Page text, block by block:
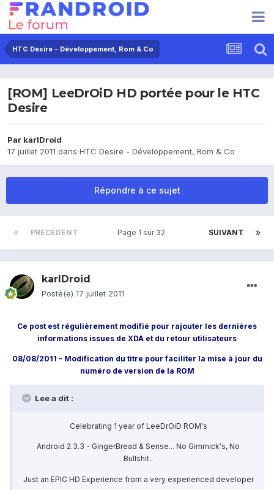
HTC Desire - Développement, Rom & Co
[ROM] LeeDrOiD HD portée pour le HTC
Desire
Par karlDroid
17 juillet 2011 dans HTC Desire - Développement, Rom & Co
Répondre à ce sujet
PRÉCÉDENT SUIVANT
Page 1 sur 32
karlDroid
Posté(e) 17 juillet 2011
Ce post est régulièrement modifié pour rajouter les dernières
informations issues de XDA et du retour utilisateurs
08/08/2011 - Modification du titre pour faciliter la mise à jour du
numéro de version de la ROM
Lee a dit :
Celebrating 1 year of LeeDrOiD ROM's
Android 2.3.3 - GingerBread & Sense... No Gimmick's, No
Bullshit..
Just an EPIC HD Experience from a very experienced developer